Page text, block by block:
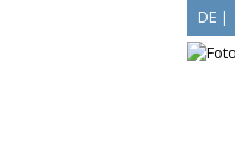
DE |